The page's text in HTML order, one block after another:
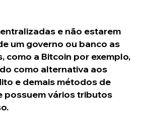
e não estarem
um governo ou banco as
como a Bitcoin por exemplo,
como alternativa aos
e demais métodos de
possuem vários tributos